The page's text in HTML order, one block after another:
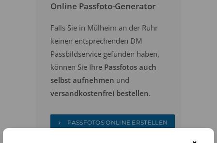
Online Passfoto-Generator
Falls Sie in Mülheim an der Ruhr
keinen entsprechenden DM
Passbildservice gefunden haben,
können Sie Ihre Passfotos auch
selbst aufnehmen und
versandkostenfrei bestellen.
PASSFOTOS ONLINE ERSTELLEN